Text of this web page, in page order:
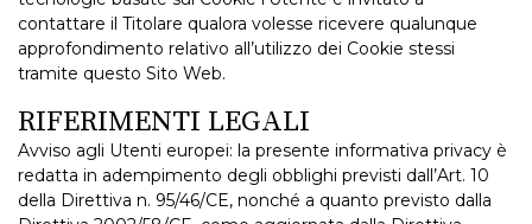
contattare il Titolare qualora volesse ricevere qualunque
approfondimento relativo all’utilizzo dei Cookie stessi
tramite questo Sito Web.
RIFERIMENTI LEGALI
Avviso agli Utenti europei: la presente informativa privacy è
redatta in adempimento degli obblighi previsti dall’Art. 10
della Direttiva n. 95/46/CE, nonché a quanto previsto dalla